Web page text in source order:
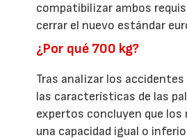
compatibilizar ambos
cerrar el nuevo estándar
¿Por qué 700 kg?
Tras analizar los
las características de las
expertos concluyen que los
una capacidad igual o